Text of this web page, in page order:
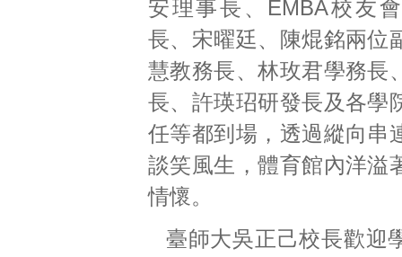
安理事長、EMBA校友
長、宋曜廷、陳焜銘兩位
慧教務長、林玫君學務長
長、許瑛玿研發長及各學
任等都到場，透過縱向串
談笑風生，體育館內洋溢
情懷。
臺師大吳正己校長歡迎